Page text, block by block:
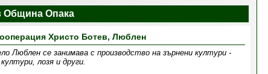
Община Опака
Христо Ботев, Люблен
Люблен се занимава с производство на зърнени култури -
лозя и други.